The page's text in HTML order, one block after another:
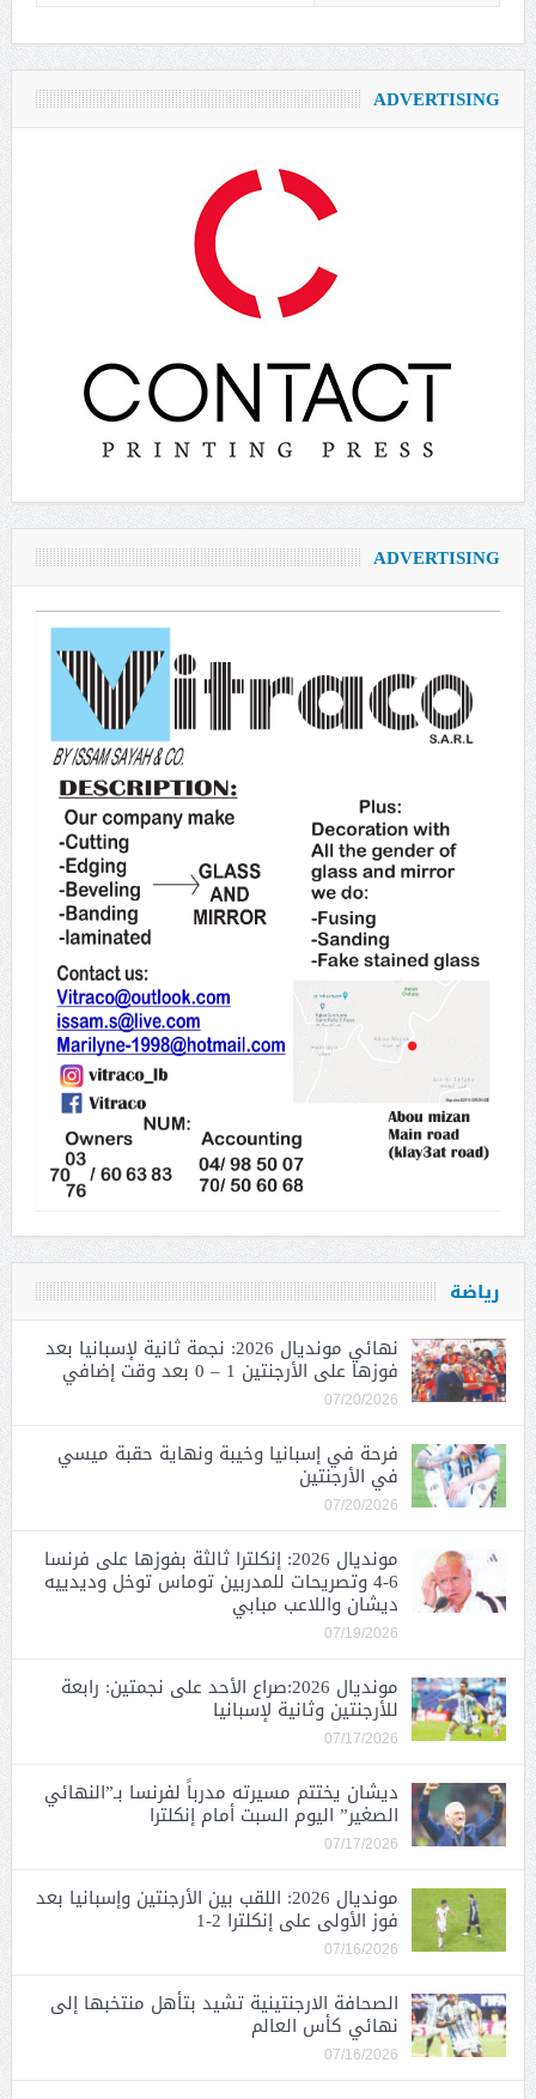
ADVERTISING
ADVERTISING
رياضة
نهائي مونديال 2026: نجمة ثانية لإسبانيا بعد
فوزها على الأرجنتين 1 – 0 بعد وقت إضافي
07/20/2026
فرحة في إسبانيا وخيبة ونهاية حقبة ميسي
في الأرجنتين
07/20/2026
مونديال 2026: إنكلترا ثالثة بفوزها على فرنسا
6-4 وتصريحات للمدربين توماس توخل وديدييه
ديشان واللاعب مبابي
07/19/2026
مونديال 2026:صراع الأحد على نجمتين: رابعة
للأرجنتين وثانية لإسبانيا
07/17/2026
ديشان يختتم مسيرته مدرباً لفرنسا بـ”النهائي
الصغير” اليوم السبت أمام إنكلترا
07/17/2026
مونديال 2026: اللقب بين الأرجنتين وإسبانيا بعد
فوز الأولى على إنكلترا 2-1
07/16/2026
الصحافة الارجنتينية تشيد بتأهل منتخبها إلى
نهائي كأس العالم
07/16/2026